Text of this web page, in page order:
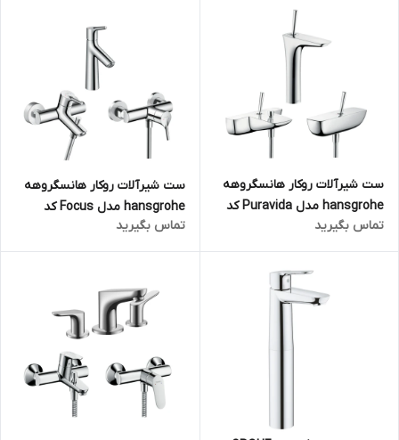
ست شیرآلات روکار هانسگروهه
hansgrohe مدل Puravida کد
KH1068 (سه تکه)
تماس بگیرید
ست شیرآلات روکار هانسگروهه
hansgrohe مدل Focus کد
KH1066 (سه تکه)
تماس بگیرید